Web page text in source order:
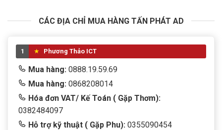
CÁC ĐỊA CHỈ MUA HÀNG TẤN PHÁT AD
1 Phương Thảo ICT
Mua hàng: 0888.19.59.69
Mua hàng: 0868208014
Hóa đơn VAT/ Kế Toán ( Gặp Thơm):
0382484097
Hỗ trợ kỹ thuật ( Gặp Phu): 0355090454